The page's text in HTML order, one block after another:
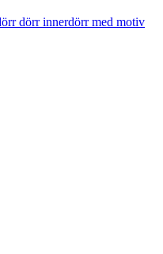
dörr innerdörr med motiv